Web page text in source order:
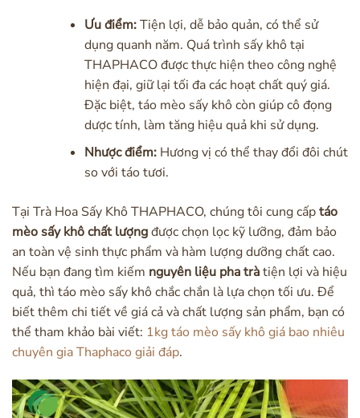
Ưu điểm:Tiện lợi, dễ bảo quản, có thể sử
dụng quanh năm. Quá trình sấy khô tại
THAPHACO được thực hiện theo công nghệ
hiện đại, giữ lại tối đa các hoạt chất quý giá.
Đặc biệt, táo mèo sấy khô còn giúp cô đọng
dược tính, làm tăng hiệu quả khi sử dụng.
Nhược điểm:Hương vị có thể thay đổi đôi chút
so với táo tươi.
Tại Trà Hoa Sấy Khô THAPHACO, chúng tôi cung cấptáo
mèo sấy khô chất lượngđược chọn lọc kỹ lưỡng, đảm bảo
an toàn vệ sinh thực phẩm và hàm lượng dưỡng chất cao.
Nếu bạn đang tìm kiếm nguyên liệu pha tràtiện lợi và hiệu
quả, thì táo mèo sấy khô chắc chắn là lựa chọn tối ưu. Để
biết thêm chi tiết về giá cả và chất lượng sản phẩm, bạn có
thể tham khảo bài viết: 1kg táo mèo sấy khô giá bao nhiêu
chuyên gia Thaphaco giải đáp.